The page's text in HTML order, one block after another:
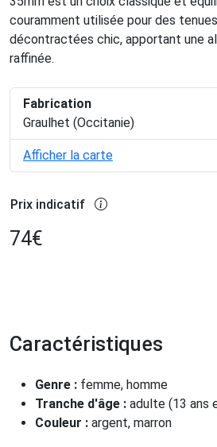
couramment utilisée pour des
décontractées chic, apportant une
raffinée.
Fabrication
Graulhet (Occitanie)
Afficher la carte
Prix indicatif
74€
Caractéristiques
Genre : femme, homme
Tranche d'âge : adulte (13 ans
Couleur : argent, marron